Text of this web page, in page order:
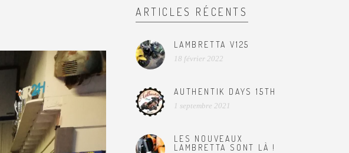
ARTICLES RÉCENTS
LAMBRETTA V125
18 février 2022
AUTHENTIK DAYS 15TH
1 septembre 2021
LES NOUVEAUX
LAMBRETTA SONT LÀ !